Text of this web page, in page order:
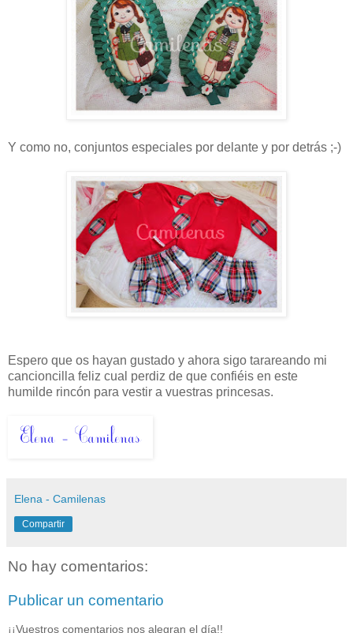
Y como no, conjuntos especiales por delante y por detrás ;-)
Espero que os hayan gustado y ahora sigo tarareando mi
cancioncilla feliz cual perdiz de que confiéis en este
humilde rincón para vestir a vuestras princesas.
Elena - Camilenas
Compartir
No hay comentarios:
Publicar un comentario
¡¡Vuestros comentarios nos alegran el día!!